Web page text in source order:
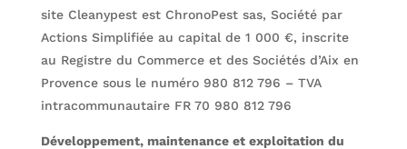
site Cleanypest est ChronoPest sas, Société par
Actions Simplifiée au capital de 1 000 €, inscrite
au Registre du Commerce et des Sociétés d’Aix en
Provence sous le numéro 980 812 796 – TVA
intracommunautaire FR 70 980 812 796
Développement, maintenance et exploitation du